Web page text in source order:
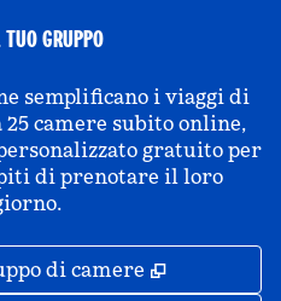
GRUPPO
semplificano i viaggi di
25 camere subito online,
gratuito per
di prenotare il loro
di camere ,